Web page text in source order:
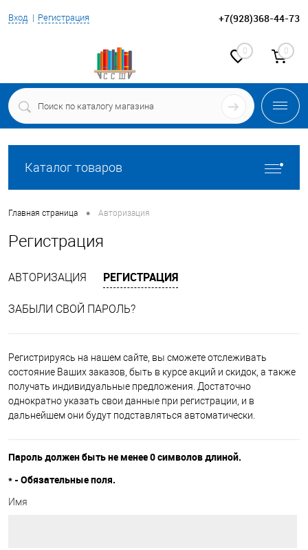
Вход Регистрация +7(928)368-44-73
0 0
Каталог товаров
Главная страница • Авторизация
Регистрация
АВТОРИЗАЦИЯ РЕГИСТРАЦИЯ
ЗАБЫЛИ СВОЙ ПАРОЛЬ?
Регистрируясь на нашем сайте, вы сможете отслеживать
состояние Ваших заказов, быть в курсе акций и скидок, а также
получать индивидуальные предложения. Достаточно
однократно указать свои данные при регистрации, и в
дальнейшем они будут подставляться автоматически.
Пароль должен быть не менее 0 символов длиной.
* - Обязательные поля.
Имя